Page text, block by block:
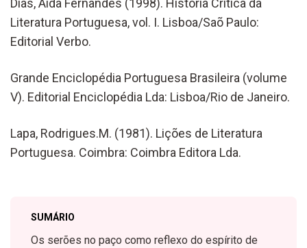
Dias, Aida Fernandes (1998). História Crítica da
Literatura Portuguesa, vol. I. Lisboa/Saõ Paulo:
Editorial Verbo.
Grande Enciclopédia Portuguesa Brasileira (volume
V). Editorial Enciclopédia Lda: Lisboa/Rio de Janeiro.
Lapa, Rodrigues.M. (1981). Lições de Literatura
Portuguesa. Coimbra: Coimbra Editora Lda.
SUMÁRIO
Os serões no paço como reflexo do espírito de